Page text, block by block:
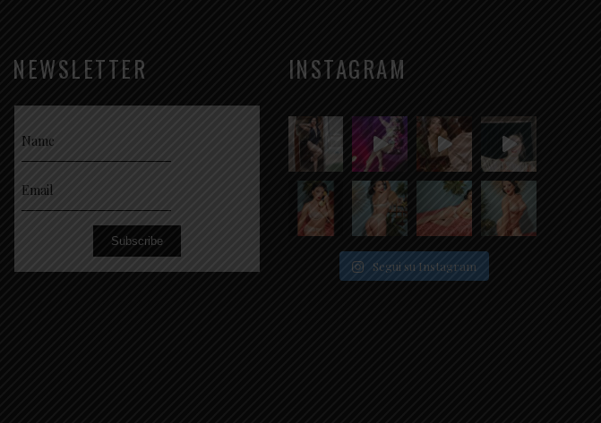
NEWSLETTER
Subscribe
INSTAGRAM
Segui su Instagram